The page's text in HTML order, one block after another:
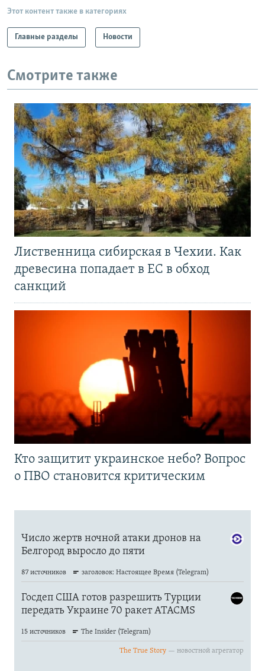
Этот контент также в категориях
Главные разделы Новости
Смотрите также
Лиственница сибирская в Чехии. Как
древесина попадает в ЕС в обход
санкций
Кто защитит украинское небо? Вопрос
о ПВО становится критическим